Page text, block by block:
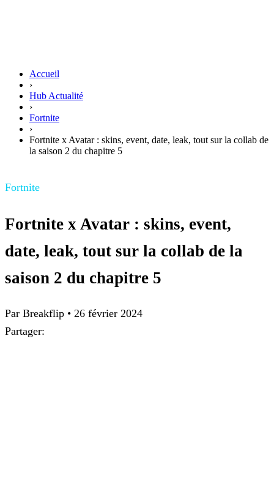
Accueil
›
Hub Actualité
›
Fortnite
›
Fortnite x Avatar : skins, event, date, leak, tout sur la collab de
la saison 2 du chapitre 5
Fortnite
Fortnite x Avatar : skins, event,
date, leak, tout sur la collab de la
saison 2 du chapitre 5
Par Breakflip • 26 février 2024
Partager: